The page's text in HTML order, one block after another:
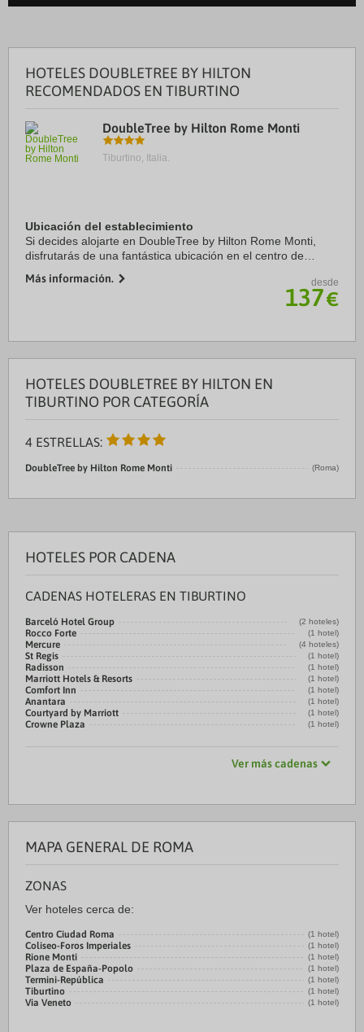
HOTELES DOUBLETREE BY HILTON
RECOMENDADOS EN TIBURTINO
DoubleTree by Hilton Rome Monti
Tiburtino, Italia.
Ubicación del establecimiento
Si decides alojarte en DoubleTree by Hilton Rome Monti,
disfrutarás de una fantástica ubicación en el centro de
Mayor y a 13 min de Foro romano. ...
Más información. desde
137€
HOTELES DOUBLETREE BY HILTON EN
TIBURTINO POR CATEGORÍA
4 ESTRELLAS:
DoubleTree by Hilton Rome Monti (Roma)
HOTELES POR CADENA
CADENAS HOTELERAS EN TIBURTINO
Barceló Hotel Group (2 hoteles)
Rocco Forte (1 hotel)
Mercure (4 hoteles)
St Regis (1 hotel)
Radisson (1 hotel)
Marriott Hotels & Resorts (1 hotel)
Comfort Inn (1 hotel)
Anantara (1 hotel)
Courtyard by Marriott (1 hotel)
Crowne Plaza (1 hotel)
Ver más cadenas
MAPA GENERAL DE ROMA
ZONAS
Ver hoteles cerca de:
Centro Ciudad Roma (1 hotel)
Coliseo-Foros Imperiales (1 hotel)
Rione Monti (1 hotel)
Plaza de España-Popolo (1 hotel)
Termini-República (1 hotel)
Tiburtino (1 hotel)
Via Veneto (1 hotel)